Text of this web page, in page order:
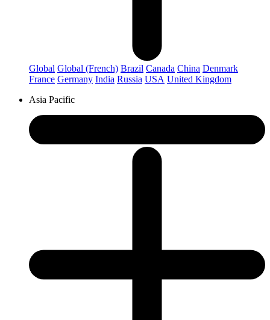
Global Global (French) Brazil Canada China Denmark
France Germany India Russia USA United Kingdom
Asia Pacific